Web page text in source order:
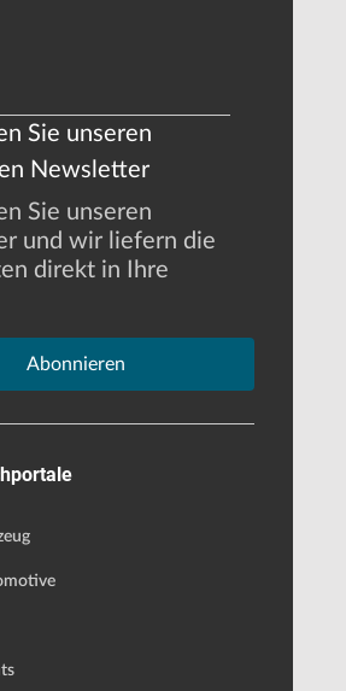
Sie unseren
Newsletter
Sie unseren
und wir liefern die
direkt in Ihre
Abonnieren